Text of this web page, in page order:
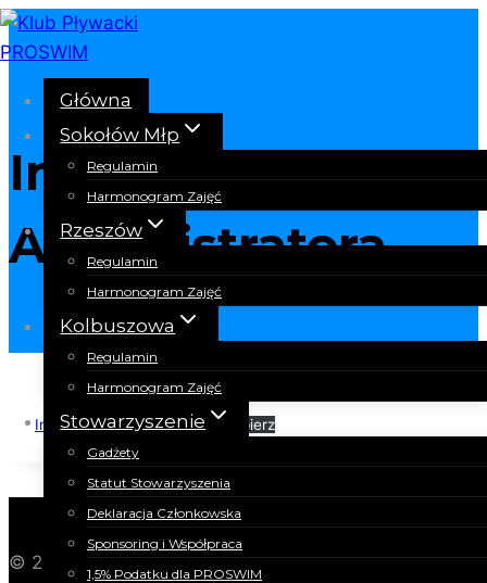
Przejdź
do
treści
Główna
Sokołów Młp
Regulamin
Harmonogram Zajęć
Rzeszów
Regulamin
Harmonogram Zajęć
Kolbuszowa
Regulamin
Harmonogram Zajęć
Stowarzyszenie
Gadżety
Statut Stowarzyszenia
Deklaracja Członkowska
Sponsoring i Współpraca
1,5% Podatku dla PROSWIM
Informacja
Administratora
InformacjaAdministratora Pobierz
© 2026 Klub Pływacki PROSWIM